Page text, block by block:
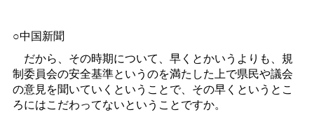
○中国新聞
だから、その時期について、早くとかいうよりも、規
制委員会の安全基準というのを満たした上で県民や議会
の意見を聞いていくということで、その早くというとこ
ろにはこだわってないということですか。